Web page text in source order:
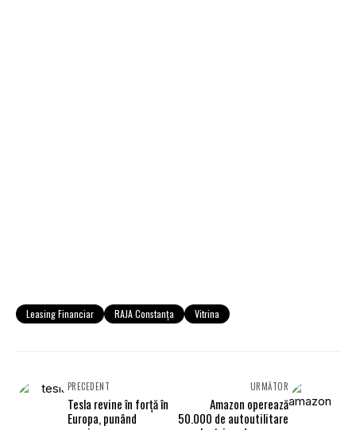
Leasing Financiar RAJA Constanța Vitrina
PRECEDENT
Tesla revine în forță în
Europa, punând
URMĂTOR
Amazon operează
50.000 de autoutilitare